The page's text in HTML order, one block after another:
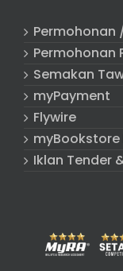
Permohonan
Permohonan
Semakan
myPayment
Flywire
myBookstore
Iklan Tender